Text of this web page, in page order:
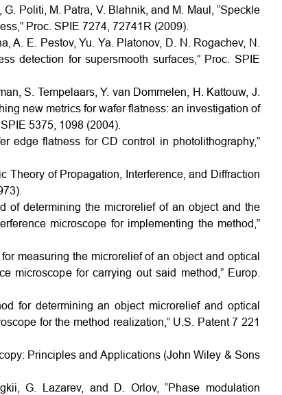
Politi, M. Patra, V. Blahnik, and M. Maul, “Speckle
Proc. SPIE 7274, 72741R (2009).
A. E. Pestov, Yu. Ya. Platonov, D. N. Rogachev, N.
detection for supersmooth surfaces,” Proc. SPIE
S. Tempelaars, Y. van Dommelen, H. Kattouw, J.
new metrics for wafer flatness: an investigation of
5375, 1098 (2004).
edge flatness for CD control in photolithography,”
Theory of Propagation, Interference, and Diffraction
of determining the microrelief of an object and the
microscope for implementing the method,”
measuring the microrelief of an object and optical
microscope for carrying out said method,” Europ.
for determining an object microrelief and optical
for the method realization,” U.S. Patent 7 221
Principles and Applications (John Wiley & Sons
G. Lazarev, and D. Orlov, “Phase modulation